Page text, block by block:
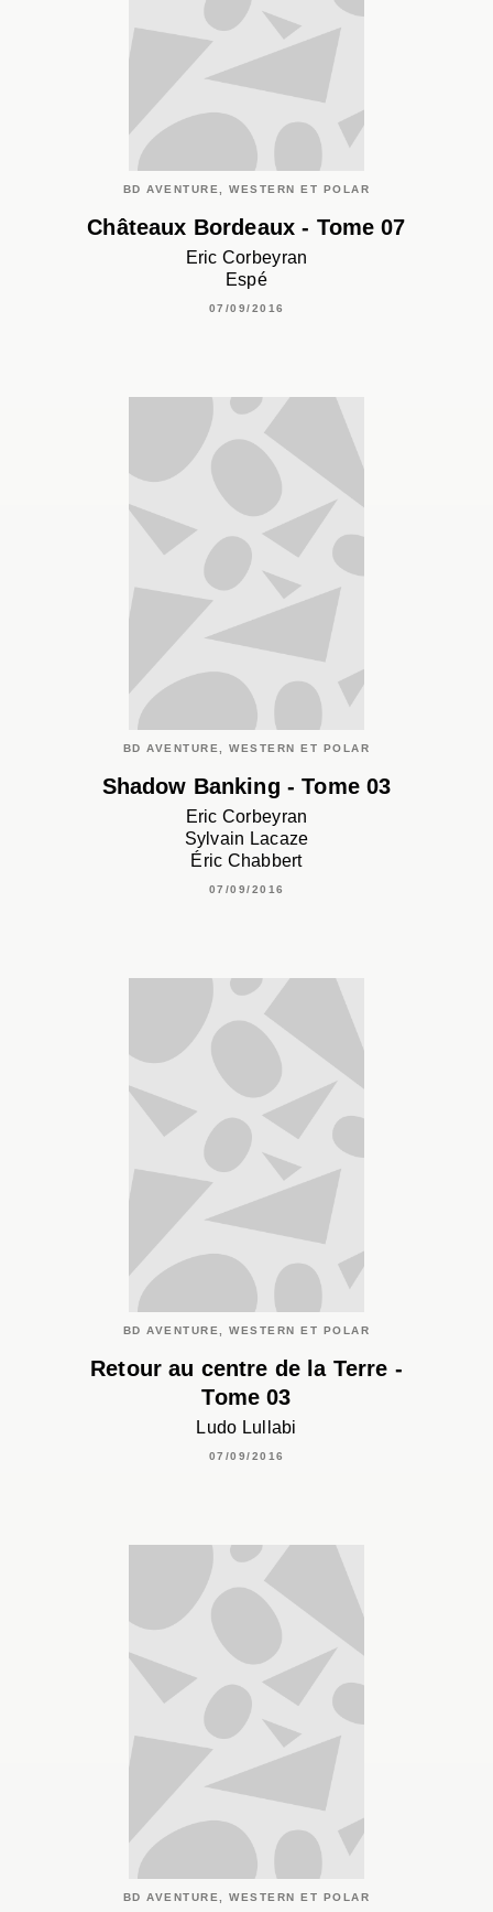
BD AVENTURE, WESTERN ET POLAR
Châteaux Bordeaux - Tome 07
Eric Corbeyran
Espé
07/09/2016
BD AVENTURE, WESTERN ET POLAR
Shadow Banking - Tome 03
Eric Corbeyran
Sylvain Lacaze
Éric Chabbert
07/09/2016
BD AVENTURE, WESTERN ET POLAR
Retour au centre de la Terre -
Tome 03
Ludo Lullabi
07/09/2016
BD AVENTURE, WESTERN ET POLAR